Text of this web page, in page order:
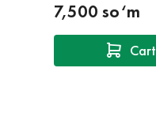
7,500 so‘m
Cart